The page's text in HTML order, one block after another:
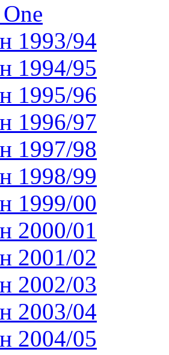
1993/94
1994/95
1995/96
1996/97
1997/98
1998/99
1999/00
2000/01
2001/02
2002/03
2003/04
2004/05